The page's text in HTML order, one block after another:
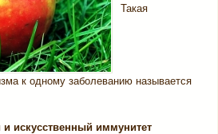
Такая
к одному заболеванию называется
и искусственный иммунитет